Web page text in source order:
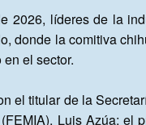
2026, líderes de la
donde la comitiva
el sector.
el titular de la
Luis Azúa; el